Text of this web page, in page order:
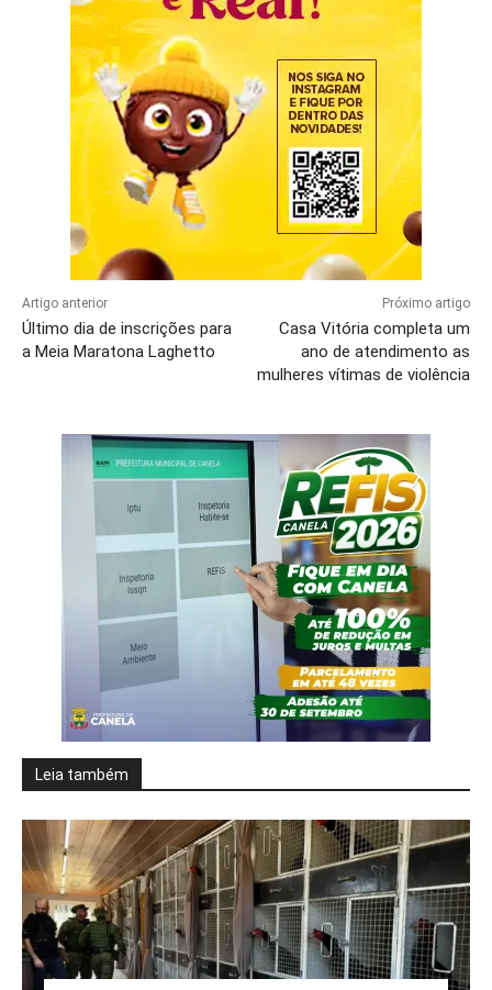
Artigo anterior
Último dia de inscrições para
a Meia Maratona Laghetto
Próximo artigo
Casa Vitória completa um
ano de atendimento as
mulheres vítimas de violência
Leia também